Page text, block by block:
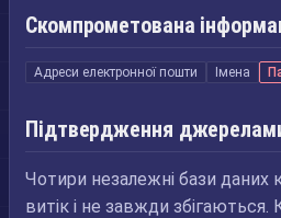
Скомпрометована
Адреси електронної пошти Імена
Підтвердження
Чотири незалежні бази даних
витік і не завжди